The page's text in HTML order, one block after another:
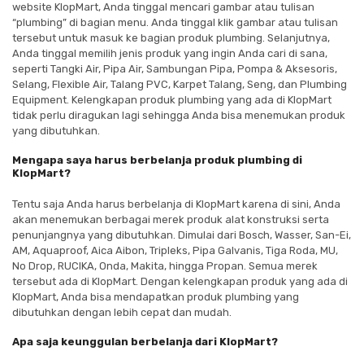
website KlopMart, Anda tinggal mencari gambar atau tulisan
“plumbing” di bagian menu. Anda tinggal klik gambar atau tulisan
tersebut untuk masuk ke bagian produk plumbing. Selanjutnya,
Anda tinggal memilih jenis produk yang ingin Anda cari di sana,
seperti Tangki Air, Pipa Air, Sambungan Pipa, Pompa & Aksesoris,
Selang, Flexible Air, Talang PVC, Karpet Talang, Seng, dan Plumbing
Equipment. Kelengkapan produk plumbing yang ada di KlopMart
tidak perlu diragukan lagi sehingga Anda bisa menemukan produk
yang dibutuhkan.
Mengapa saya harus berbelanja produk plumbing di
KlopMart?
Tentu saja Anda harus berbelanja di KlopMart karena di sini, Anda
akan menemukan berbagai merek produk alat konstruksi serta
penunjangnya yang dibutuhkan. Dimulai dari Bosch, Wasser, San-Ei,
AM, Aquaproof, Aica Aibon, Tripleks, Pipa Galvanis, Tiga Roda, MU,
No Drop, RUCIKA, Onda, Makita, hingga Propan. Semua merek
tersebut ada di KlopMart. Dengan kelengkapan produk yang ada di
KlopMart, Anda bisa mendapatkan produk plumbing yang
dibutuhkan dengan lebih cepat dan mudah.
Apa saja keunggulan berbelanja dari KlopMart?